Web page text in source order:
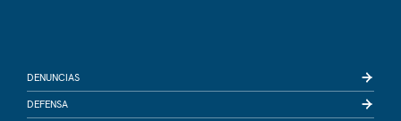
DENUNCIAS
DEFENSA